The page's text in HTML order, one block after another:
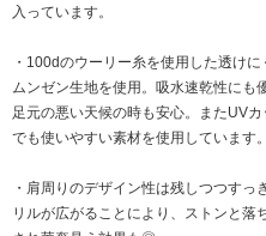
入っています。
・100dのウーリー糸を使用した透け
ムンゼン生地を使用。吸水速乾性にも
足元の悪い天候の時も安心。またUV
でも使いやすい素材を使用しています。
・肩周りのデザイン性は残しつつす
リルが広がることにより、ストンと落